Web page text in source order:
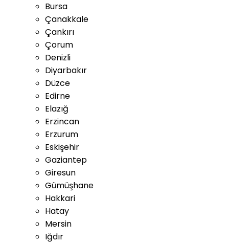
Bursa
Çanakkale
Çankırı
Çorum
Denizli
Diyarbakır
Düzce
Edirne
Elazığ
Erzincan
Erzurum
Eskişehir
Gaziantep
Giresun
Gümüşhane
Hakkari
Hatay
Mersin
Iğdır